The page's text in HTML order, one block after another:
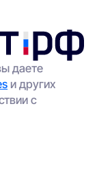
даете
и других
с